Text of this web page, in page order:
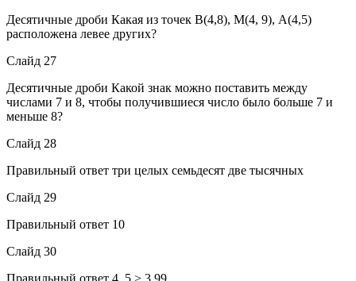
Десятичные дроби Какая из точек В(4,8), М(4, 9), А(4,5)
расположена левее других?
Слайд 27
Десятичные дроби Какой знак можно поставить между
числами 7 и 8, чтобы получившиеся число было больше 7 и
меньше 8?
Слайд 28
Правильный ответ три целых семьдесят две тысячных
Слайд 29
Правильный ответ 10
Слайд 30
Правильный ответ 4, 5 > 3,99